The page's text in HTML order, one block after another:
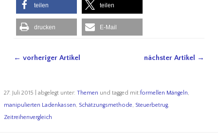
teilen teilen
drucken E-Mail
nächster Artikel →
← vorheriger Artikel
27. Juli 2015 | abgelegt unter: Themen und tagged mit:formellen Mängeln,
manipulierten Ladenkassen, Schätzungsmethode, Steuerbetrug,
Zeitreihenvergleich